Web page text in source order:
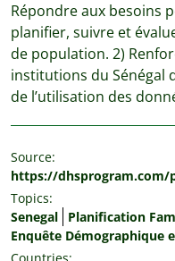
Répondre aux besoins
planifier, suivre et
de population. 2)
institutions du Sénégal
de l’utilisation des
Source:
https://dhsprogram.com/
Topics:
Senegal
Planification
Enquête Démographique